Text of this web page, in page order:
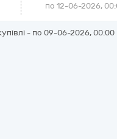
по 12-06-2026,
- по 09-06-2026, 00:00